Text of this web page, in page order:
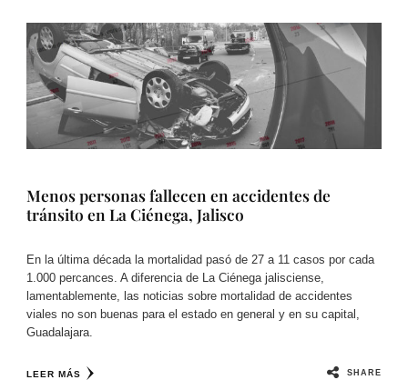
Menos personas fallecen en accidentes de
tránsito en La Ciénega, Jalisco
En la última década la mortalidad pasó de 27 a 11 casos por cada
1.000 percances. A diferencia de La Ciénega jalisciense,
lamentablemente, las noticias sobre mortalidad de accidentes
viales no son buenas para el estado en general y en su capital,
Guadalajara.
LEER MÁS SHARE